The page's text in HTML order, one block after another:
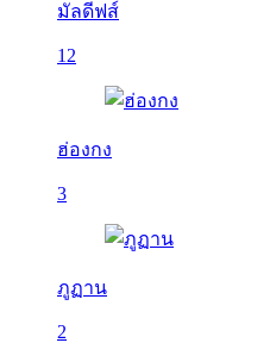
มัลดีฟส์
12
ฮ่องกง
3
ภูฏาน
2